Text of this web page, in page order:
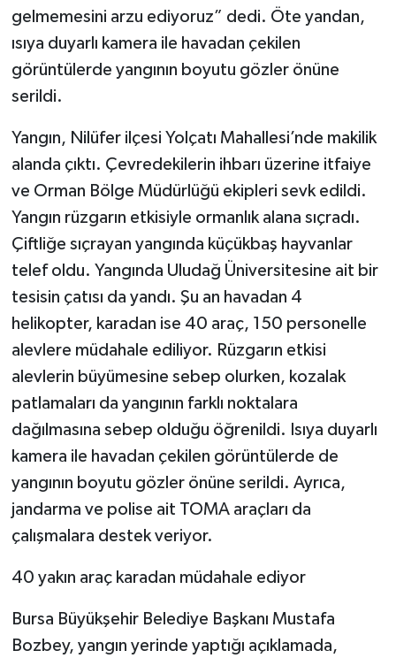
gelmemesini arzu ediyoruz” dedi. Öte yandan,
ısıya duyarlı kamera ile havadan çekilen
görüntülerde yangının boyutu gözler önüne
serildi.
Yangın, Nilüfer ilçesi Yolçatı Mahallesi’nde makilik
alanda çıktı. Çevredekilerin ihbarı üzerine itfaiye
ve Orman Bölge Müdürlüğü ekipleri sevk edildi.
Yangın rüzgarın etkisiyle ormanlık alana sıçradı.
Çiftliğe sıçrayan yangında küçükbaş hayvanlar
telef oldu. Yangında Uludağ Üniversitesine ait bir
tesisin çatısı da yandı. Şu an havadan 4
helikopter, karadan ise 40 araç, 150 personelle
alevlere müdahale ediliyor. Rüzgarın etkisi
alevlerin büyümesine sebep olurken, kozalak
patlamaları da yangının farklı noktalara
dağılmasına sebep olduğu öğrenildi. Isıya duyarlı
kamera ile havadan çekilen görüntülerde de
yangının boyutu gözler önüne serildi. Ayrıca,
jandarma ve polise ait TOMA araçları da
çalışmalara destek veriyor.
40 yakın araç karadan müdahale ediyor
Bursa Büyükşehir Belediye Başkanı Mustafa
Bozbey, yangın yerinde yaptığı açıklamada,